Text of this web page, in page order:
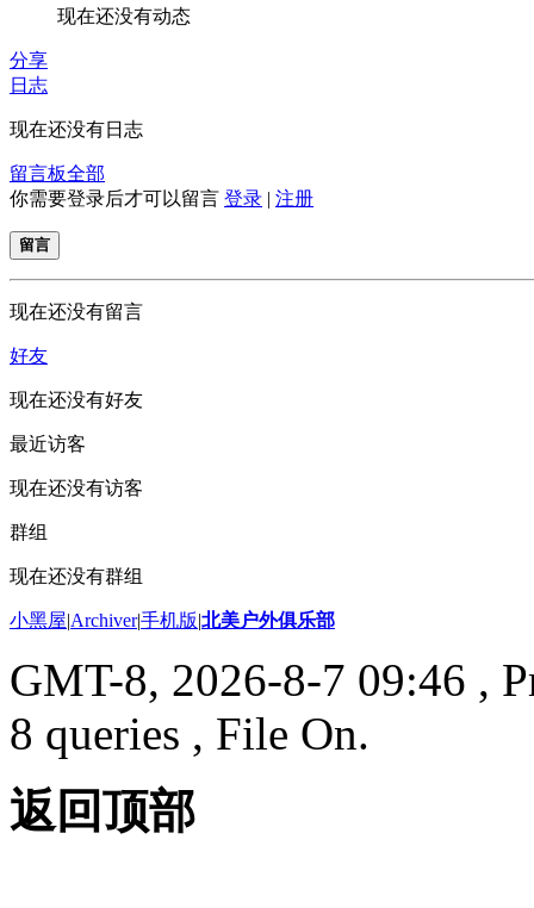
现在还没有动态
分享
日志
现在还没有日志
留言板全部
你需要登录后才可以留言 登录 | 注册
留言
现在还没有留言
好友
现在还没有好友
最近访客
现在还没有访客
群组
现在还没有群组
小黑屋|Archiver|手机版|北美户外俱乐部
GMT-8, 2026-8-7 09:46 ,
8 queries , File On.
返回顶部